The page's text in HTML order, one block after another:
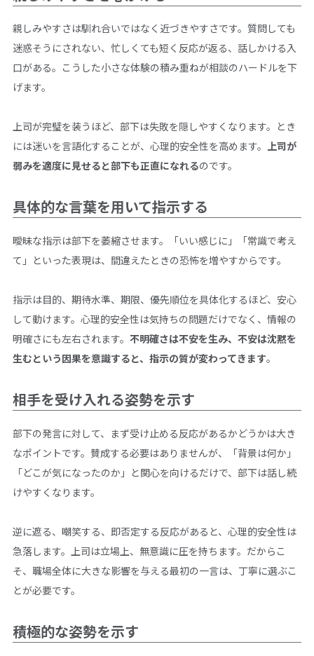
親しみやすさは馴れ合いではなく近づきやすさです。質問しても
迷惑そうにされない、忙しくても短く反応が返る、話しかける入
口がある。こうした小さな体験の積み重ねが相談のハードルを下
げます。
上司が完璧を装うほど、部下は失敗を隠しやすくなります。とき
には迷いを言語化することが、心理的安全性を高めます。 上司が
弱みを適度に見せると部下も正直になれるのです。
具体的な言葉を用いて指示する
曖昧な指示は部下を萎縮させます。「いい感じに」「常識で考え
て」といった表現は、間違えたときの恐怖を増やすからです。
指示は目的、期待水準、期限、優先順位を具体化するほど、安心
して動けます。心理的安全性は気持ちの問題だけでなく、情報の
明確さにも左右されます。 不明確さは不安を生み、不安は沈黙を
生むという因果を意識すると、指示の質が変わってきます。
相手を受け入れる姿勢を示す
部下の発言に対して、まず受け止める反応があるかどうかは大き
なポイントです。賛成する必要はありませんが、「背景は何か」
「どこが気になったのか」と関心を向けるだけで、部下は話し続
けやすくなります。
逆に遮る、嘲笑する、即否定する反応があると、心理的安全性は
急落します。上司は立場上、無意識に圧を持ちます。だからこ
そ、職場全体に大きな影響を与える最初の一言は、丁寧に選ぶこ
とが必要です。
積極的な姿勢を示す